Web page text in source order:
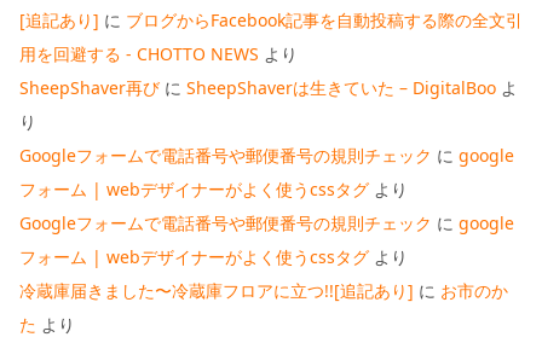
[追記あり] に ブログからFacebook記事を自動投稿する際の全文引
用を回避する - CHOTTO NEWS より
SheepShaver再び に SheepShaverは生きていた – DigitalBoo よ
り
Googleフォームで電話番号や郵便番号の規則チェック に google
フォーム | webデザイナーがよく使うcssタグ より
Googleフォームで電話番号や郵便番号の規則チェック に google
フォーム | webデザイナーがよく使うcssタグ より
冷蔵庫届きました〜冷蔵庫フロアに立つ!![追記あり] に お市のか
た より